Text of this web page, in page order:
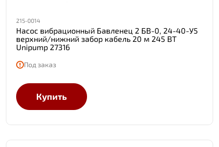
215-0014
Насос вибрационный Бавленец 2 БВ-0, 24-40-У5
верхний/нижний забор кабель 20 м 245 ВТ
Unipump 27316
Под заказ
Купить